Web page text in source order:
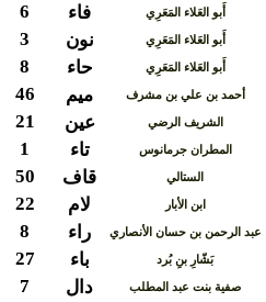
أَبو العَلاء المَعَرِي فاء 6
أَبو العَلاء المَعَرِي نون 3
أَبو العَلاء المَعَرِي حاء 8
أحمد بن علي بن مشرف ميم 46
الشريف الرضي عين 21
المطران جرمانوس تاء 1
الستالي قاف 50
ابن الأبار لام 22
عبد الرحمن بن حسان الأنصاري راء 8
بَشّارِ بنِ بُرد باء 27
صفية بنت عبد المطلب دال 7